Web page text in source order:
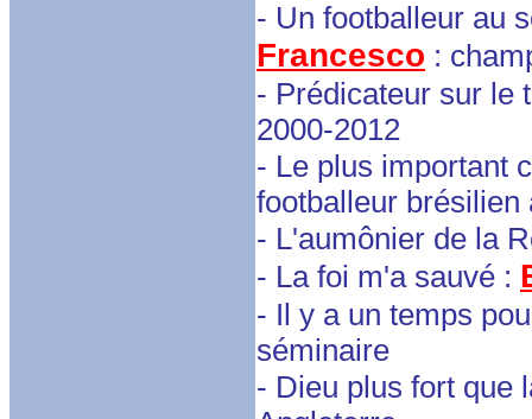
- Un footballeur au
Francesco :
- Prédicateur sur le
2000-2012
- Le plus important
footballeur brésilien
- L'aumônier de la
- La foi m'a sauvé :
- Il y a un temps
séminaire
- Dieu plus fort que